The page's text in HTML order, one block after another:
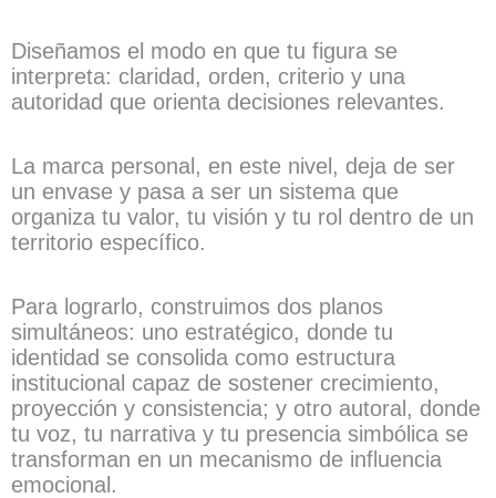
Diseñamos el modo en que tu figura se
interpreta: claridad, orden, criterio y una
autoridad que orienta decisiones relevantes.
La marca personal, en este nivel, deja de ser
un envase y pasa a ser un sistema que
organiza tu valor, tu visión y tu rol dentro de un
territorio específico.
Para lograrlo, construimos dos planos
simultáneos: uno estratégico, donde tu
identidad se consolida como estructura
institucional capaz de sostener crecimiento,
proyección y consistencia; y otro autoral, donde
tu voz, tu narrativa y tu presencia simbólica se
transforman en un mecanismo de influencia
emocional.